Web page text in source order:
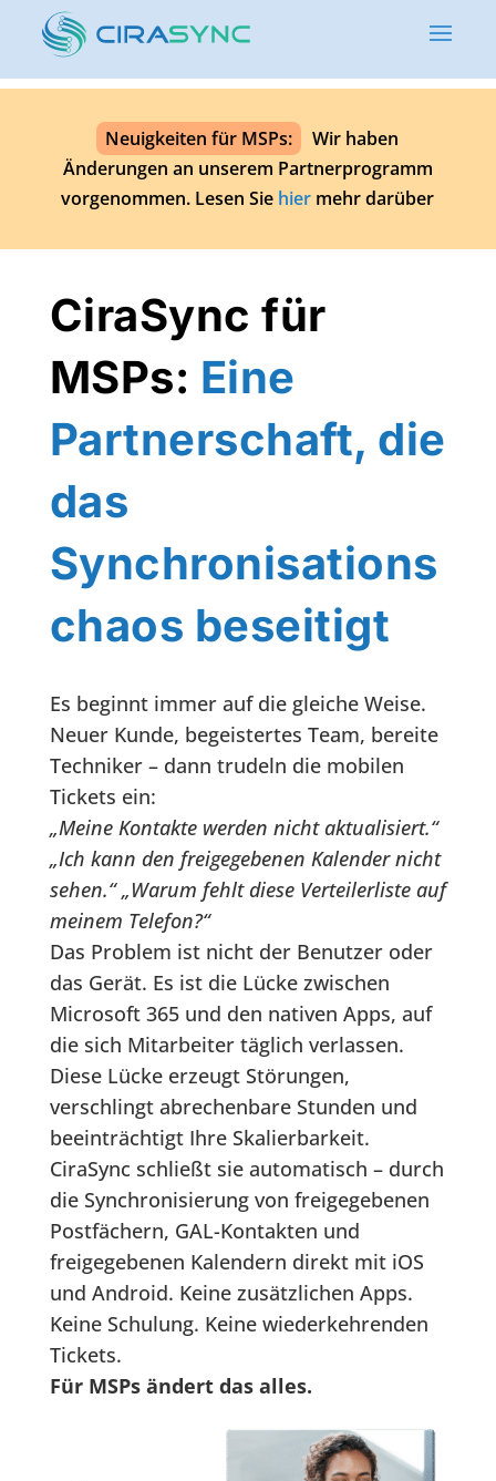
Neuigkeiten für MSPs:
Wir haben
Änderungen an unserem Partnerprogramm
vorgenommen. Lesen Sie hier mehr darüber
CiraSync für
MSPs: Eine
Partnerschaft, die
das
Synchronisations
chaos beseitigt
Es beginnt immer auf die gleiche Weise.
Neuer Kunde, begeistertes Team, bereite
Techniker – dann trudeln die mobilen
Tickets ein:
„Meine Kontakte werden nicht aktualisiert.“
„Ich kann den freigegebenen Kalender nicht
sehen.“ „Warum fehlt diese Verteilerliste auf
meinem Telefon?“
Das Problem ist nicht der Benutzer oder
das Gerät. Es ist die Lücke zwischen
Microsoft 365 und den nativen Apps, auf
die sich Mitarbeiter täglich verlassen.
Diese Lücke erzeugt Störungen,
verschlingt abrechenbare Stunden und
beeinträchtigt Ihre Skalierbarkeit.
CiraSync schließt sie automatisch – durch
die Synchronisierung von freigegebenen
Postfächern, GAL-Kontakten und
freigegebenen Kalendern direkt mit iOS
und Android. Keine zusätzlichen Apps.
Keine Schulung. Keine wiederkehrenden
Tickets.
Für MSPs ändert das alles.